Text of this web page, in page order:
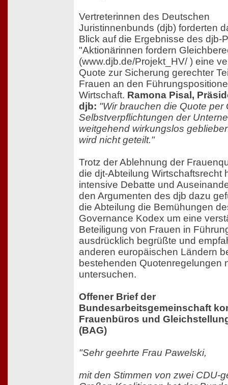
Vertreterinnen des Deutschen
Juristinnenbunds (djb) forderten
Blick auf die Ergebnisse des djb-
"Aktionärinnen fordern
(www.djb.de/Projekt_HV/ ) eine
Quote zur Sicherung gerechter
Frauen an den
Wirtschaft. Ramona Pisal,
djb: "Wir brauchen die Quote per
Selbstverpflichtungen der
weitgehend wirkungslos
wird nicht geteilt."
Trotz der Ablehnung der
die djt-Abteilung Wirtschaftsrecht
intensive Debatte und
den Argumenten des djb dazu
die Abteilung die Bemühungen
Governance Kodex um eine
Beteiligung von Frauen in
ausdrücklich begrüßte und
anderen europäischen Ländern
bestehenden Quotenregelungen
untersuchen.
Offener Brief der
Bundesarbeitsgemeinschaft
Frauenbüros und
(BAG)
"Sehr geehrte Frau Pawelski,
mit den Stimmen von zwei CDU-